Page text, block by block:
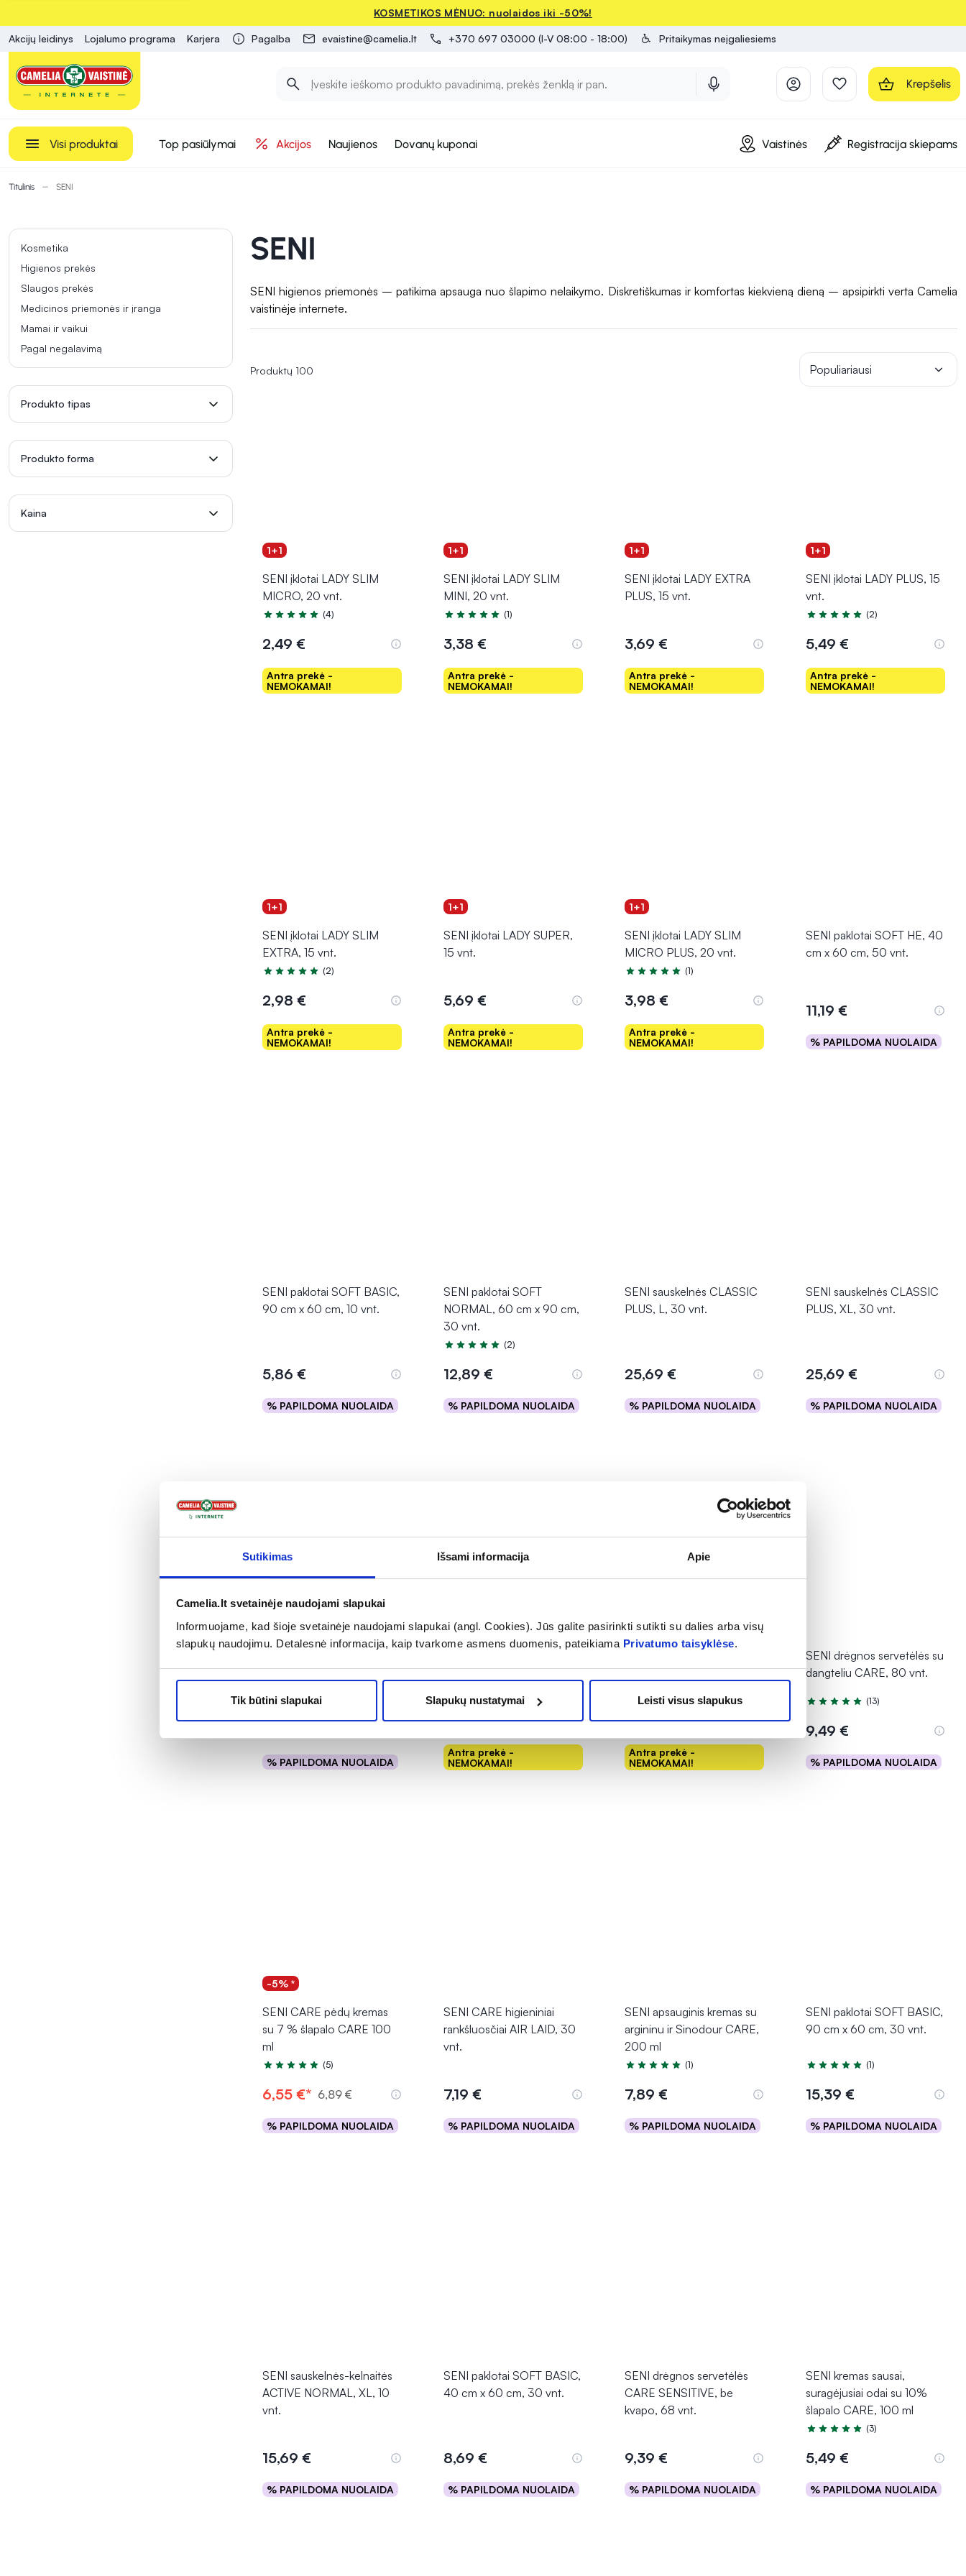
Sutikimas Išsami informacija Apie
Camelia.lt svetainėje naudojami slapukai
Informuojame, kad šioje svetainėje naudojami slapukai (angl. Cookies). Jūs galite pasirinkti sutikti su dalies arba visų
slapukų naudojimu. Detalesnė informacija, kaip tvarkome asmens duomenis, pateikiama Privatumo taisyklėse.
Tik būtini slapukai Slapukų nustatymai Leisti visus slapukus
KOSMETIKOS MĖNUO: nuolaidos iki -50%!
Akcijų leidinys Lojalumo programa Karjera Pagalba evaistine@camelia.lt +370 697 03000 (I-V 08:00 - 18:00) Pritaikymas neįgaliesiems
Krepšelis
Visi produktai Top pasiūlymai Akcijos Naujienos Dovanų kuponai Vaistinės Registracija skiepams
Titulinis SENI
Kosmetika
Higienos prekės
Slaugos prekės
Medicinos priemonės ir įranga
Mamai ir vaikui
Pagal negalavimą
Produkto tipas
Produkto forma
Kaina
SENI
SENI higienos priemonės – patikima apsauga nuo šlapimo nelaikymo. Diskretiškumas ir komfortas kiekvieną dieną – apsipirkti verta Camelia
vaistinėje internete.
Produktų 100 Populiariausi
1+1
SENI įklotai LADY SLIM
MICRO, 20 vnt.
Įvertinimas 5.0 iš 5
(4)
2,49 €
Antra prekė -
NEMOKAMAI!
Į krepšelį
1+1
SENI įklotai LADY SLIM
MINI, 20 vnt.
Įvertinimas 5.0 iš 5
(1)
3,38 €
Antra prekė -
NEMOKAMAI!
Į krepšelį
1+1
SENI įklotai LADY EXTRA
PLUS, 15 vnt.
3,69 €
Antra prekė -
NEMOKAMAI!
Į krepšelį
1+1
SENI įklotai LADY PLUS, 15
vnt.
Įvertinimas 4.5 iš 5
(2)
5,49 €
Antra prekė -
NEMOKAMAI!
Į krepšelį
1+1
SENI įklotai LADY SLIM
EXTRA, 15 vnt.
Įvertinimas 5.0 iš 5
(2)
2,98 €
Antra prekė -
NEMOKAMAI!
Į krepšelį
1+1
SENI įklotai LADY SUPER,
15 vnt.
5,69 €
Antra prekė -
NEMOKAMAI!
Į krepšelį
1+1
SENI įklotai LADY SLIM
MICRO PLUS, 20 vnt.
Įvertinimas 5.0 iš 5
(1)
3,98 €
Antra prekė -
NEMOKAMAI!
Į krepšelį
SENI paklotai SOFT HE, 40
cm x 60 cm, 50 vnt.
11,19 €
% PAPILDOMA NUOLAIDA
Į krepšelį
SENI paklotai SOFT BASIC,
90 cm x 60 cm, 10 vnt.
5,86 €
% PAPILDOMA NUOLAIDA
Į krepšelį
SENI paklotai SOFT
NORMAL, 60 cm x 90 cm,
30 vnt.
Įvertinimas 5.0 iš 5
(2)
12,89 €
% PAPILDOMA NUOLAIDA
Į krepšelį
SENI sauskelnės CLASSIC
PLUS, L, 30 vnt.
25,69 €
% PAPILDOMA NUOLAIDA
Į krepšelį
SENI sauskelnės CLASSIC
PLUS, XL, 30 vnt.
25,69 €
% PAPILDOMA NUOLAIDA
Į krepšelį
PLUS PREMIUM, L, 10 vnt.
Įvertinimas 5.0 iš 5
% PAPILDOMA NUOLAIDA
Į krepšelį
1+1
MINI PLUS, 20 vnt.
Įvertinimas 5.0 iš 5
3,58 €
Antra prekė -
NEMOKAMAI!
Į krepšelį
1+1
NORMAL, 20 vnt.
Įvertinimas 5.0 iš 5
4,19 €
Antra prekė -
NEMOKAMAI!
Į krepšelį
SENI drėgnos servetėlės su
dangteliu CARE, 80 vnt.
Įvertinimas 5.0 iš 5
(13)
9,49 €
% PAPILDOMA NUOLAIDA
Į krepšelį
-5% *
SENI CARE pėdų kremas
su 7 % šlapalo CARE 100
ml
Įvertinimas 5.0 iš 5
(5)
6,55 €* 6,89 €
% PAPILDOMA NUOLAIDA
Į krepšelį
SENI CARE higieniniai
rankšluosčiai AIR LAID, 30
vnt.
7,19 €
% PAPILDOMA NUOLAIDA
Į krepšelį
SENI apsauginis kremas su
argininu ir Sinodour CARE,
200 ml
Įvertinimas 5.0 iš 5
(1)
7,89 €
% PAPILDOMA NUOLAIDA
Į krepšelį
SENI paklotai SOFT BASIC,
90 cm x 60 cm, 30 vnt.
Įvertinimas 5.0 iš 5
(1)
15,39 €
% PAPILDOMA NUOLAIDA
Į krepšelį
SENI sauskelnės-kelnaitės
ACTIVE NORMAL, XL, 10
vnt.
15,69 €
% PAPILDOMA NUOLAIDA
Į krepšelį
SENI paklotai SOFT BASIC,
40 cm x 60 cm, 30 vnt.
8,69 €
% PAPILDOMA NUOLAIDA
Į krepšelį
SENI drėgnos servetėlės
CARE SENSITIVE, be
kvapo, 68 vnt.
9,39 €
% PAPILDOMA NUOLAIDA
Į krepšelį
SENI kremas sausai,
suragėjusiai odai su 10%
šlapalo CARE, 100 ml
Įvertinimas 5.0 iš 5
(3)
5,49 €
% PAPILDOMA NUOLAIDA
Į krepšelį